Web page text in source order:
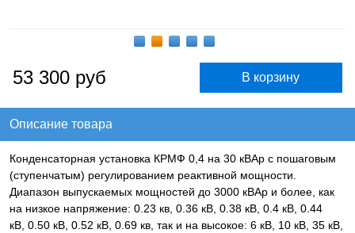
53 300 руб
Описание товара
Конденсаторная установка КРМФ 0,4 на 30 кВАр с пошаговым
(ступенчатым) регулированием реактивной мощности.
Диапазон выпускаемых мощностей до 3000 кВАр и более, как
на низкое напряжение: 0.23 кв, 0.36 кВ, 0.38 кВ, 0.4 кВ, 0.44
кВ, 0.50 кВ, 0.52 кВ, 0.69 кв, так и на высокое: 6 кВ, 10 кВ, 35 кВ,